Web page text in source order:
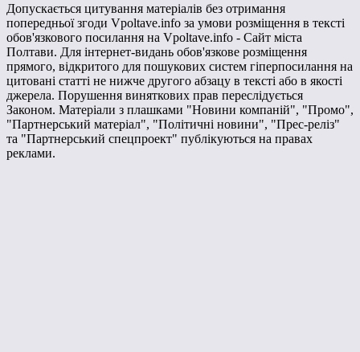
Допускається цитування матеріалів без отримання
попередньої згоди Vpoltave.info за умови розміщення в тексті
обов'язкового посилання на Vpoltave.info - Сайт міста
Полтави. Для інтернет-видань обов'язкове розміщення
прямого, відкритого для пошукових систем гіперпосилання на
цитовані статті не нижче другого абзацу в тексті або в якості
джерела. Порушення виняткових прав переслідується
Законом. Матеріали з плашками "Новини компаній", "Промо",
"Партнерський матеріал", "Політичні новини", "Прес-реліз"
та "Партнерський спецпроект" публікуються на правах
реклами.